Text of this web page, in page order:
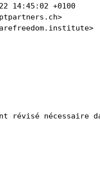
14:45:02 +0100
révisé nécessaire